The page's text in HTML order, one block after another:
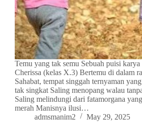
Temu yang tak semu Sebuah puisi
Cherissa (kelas X.3) Bertemu di dalam
Sahabat, tempat singgah ternyaman
tak singkat Saling menopang walau
Saling melindungi dari fatamorgana
merah Manisnya ilusi…
admsmanim2
May 29, 2025